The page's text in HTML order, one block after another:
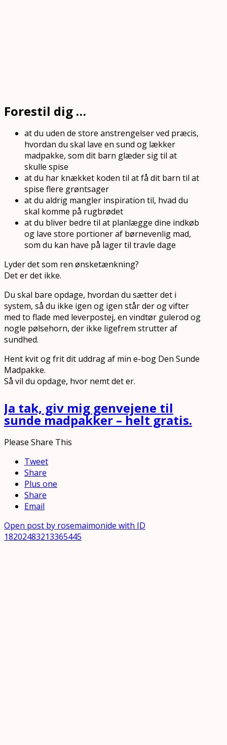
Forestil dig …
at du uden de store anstrengelser ved præcis,
hvordan du skal lave en sund og lækker
madpakke, som dit barn glæder sig til at
skulle spise
at du har knækket koden til at få dit barn til at
spise flere grøntsager
at du aldrig mangler inspiration til, hvad du
skal komme på rugbrødet
at du bliver bedre til at planlægge dine indkøb
og lave store portioner af børnevenlig mad,
som du kan have på lager til travle dage
Lyder det som ren ønsketænkning?
Det er det ikke.
Du skal bare opdage, hvordan du sætter det i
system, så du ikke igen og igen står der og vifter
med to flade med leverpostej, en vindtør gulerod og
nogle pølsehorn, der ikke ligefrem strutter af
sundhed.
Hent kvit og frit dit uddrag af min e-bog Den Sunde
Madpakke.
Så vil du opdage, hvor nemt det er.
Ja tak, giv mig genvejene til
sunde madpakker – helt gratis.
Please Share This
Tweet
Share
Plus one
Share
Email
Open post by rosemaimonide with ID
18202483213365445